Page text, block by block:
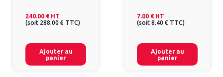
240.00 € HT
(soit 288.00 € TTC)
Ajouter au
panier
7.00 € HT
(soit 8.40 € TTC)
Ajouter au
panier